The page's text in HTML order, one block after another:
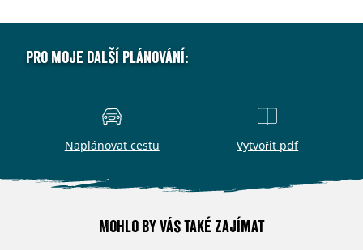
Pro moje další plánování:
Naplánovat cestu Vytvořit pdf
Mohlo by vás také zajímat